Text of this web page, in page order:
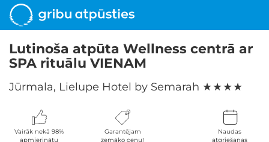
Lutinoša atpūta Wellness centrā ar
SPA rituālu VIENAM
Jūrmala, Lielupe Hotel by Semarah ★ ★ ★ ★
Vairāk nekā 98%
apmierinātu
Garantējam
zemāko cenu!
Naudas
atgriešanas